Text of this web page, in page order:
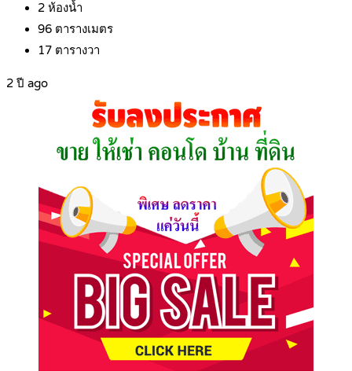
2 ห้องน้ำ
96 ตารางเมตร
17 ตารางวา
2 ปี ago